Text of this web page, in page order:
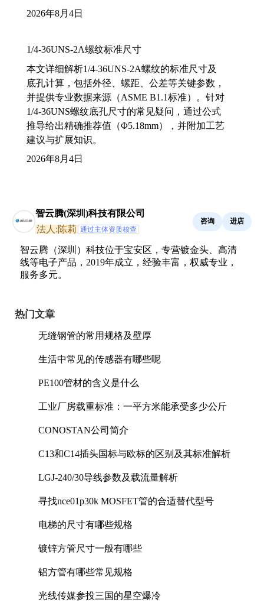
2026年8月4日
1/4-36UNS-2A螺纹标准尺寸
本文详细解析1/4-36UNS-2A螺纹的标准尺寸及
底孔计算，包括外径、螺距、公差等关键参数，
并提供专业数据来源（ASME B1.1标准）。针对
1/4-36UNS螺纹底孔尺寸的常见疑问，通过公式
推导给出精确推荐值（Φ5.18mm），并附加工艺
建议与扩展知识。
2026年8月4日
智云腾(深圳)科技有限公司
法人:陈莉 通过主体资质核查
咨询 进店
智云腾（深圳）科技位于宝安区，专营镀金头、高清
线等电子产品，2019年成立，经验丰富，权威专业，
服务多元。
热门文章
无缝钢管的常用规格及壁厚
生活中常见的传感器有哪些呢
PE100管材的含义是什么
工业厂房载重标准：一平方米能承受多少公斤
CONOSTAN公司简介
C13和C14插头国标与欧标的区别及其标准解析
LGJ-240/30导线参数及载流量解析
寻找nce01p30k MOSFET管的合适替代型号
电梯的尺寸有哪些规格
镀锌方管尺寸一般有哪些
铝方管有哪些常见规格
光线传媒参投三国的星空爆冷